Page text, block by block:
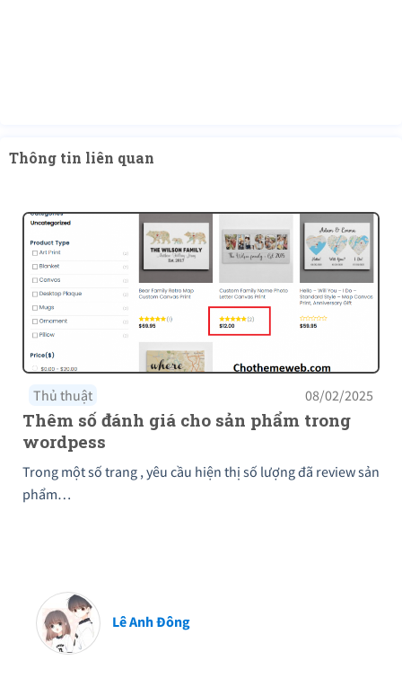
Thông tin liên quan
Thủ thuật 08/02/2025
Thêm số đánh giá cho sản phẩm trong
wordpess
Trong một số trang , yêu cầu hiện thị số lượng đã review sản
phẩm…
Lê Anh Đông